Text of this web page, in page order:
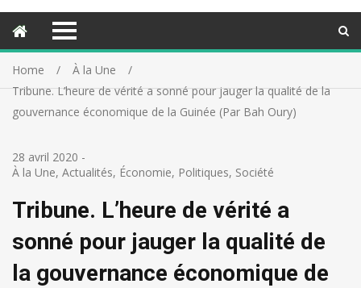
Home
À la Une
Tribune. L’heure de vérité a sonné pour jauger la qualité de la
gouvernance économique de la Guinée (Par Bah Oury)
28 avril 2020 -
À la Une, Actualités, Économie, Politiques, Société
Tribune. L’heure de vérité a
sonné pour jauger la qualité de
la gouvernance économique de